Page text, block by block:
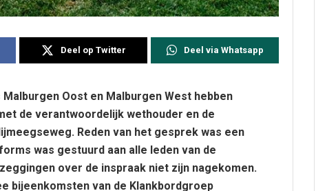
Deel op Twitter Deel via Whatsapp
Oost en Malburgen West hebben
de verantwoordelijk wethouder en de
Reden van het gesprek was een
was gestuurd aan alle leden van de
over de inspraak niet zijn nagekomen.
bijeenkomsten van de Klankbordgroep